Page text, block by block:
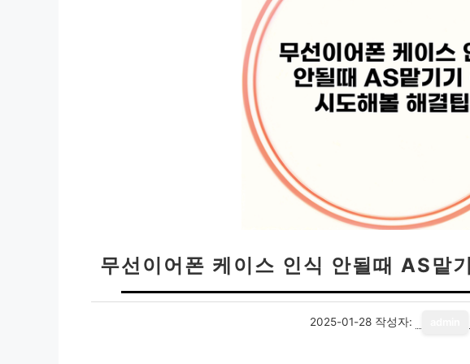
무선이어폰 케이스 인식 안될때 AS맡
2025-01-28 작성자: